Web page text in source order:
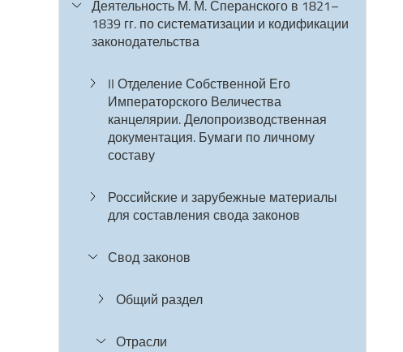
Деятельность М. М. Сперанского в 1821–
1839 гг. по систематизации и кодификации
законодательства
II Отделение Собственной Его
Императорского Величества
канцелярии. Делопроизводственная
документация. Бумаги по личному
составу
Российские и зарубежные материалы
для составления свода законов
Свод законов
Общий раздел
Отрасли